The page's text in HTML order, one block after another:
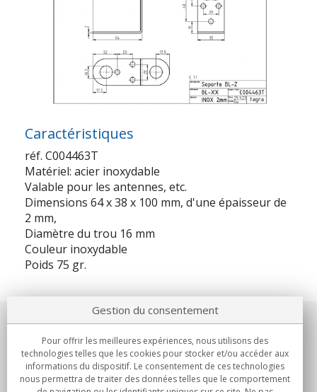
Caractéristiques
réf. C004463T
Matériel: acier inoxydable
Valable pour les antennes, etc.
Dimensions 64 x 38 x 100 mm, d'une épaisseur de
2 mm,
Diamètre du trou 16 mm
Couleur inoxydable
Poids 75 gr.
Notre société
Engagements
Gestion du consentement
Pour offrir les meilleures expériences, nous utilisons des
technologies telles que les cookies pour stocker et/ou accéder aux
informations du dispositif. Le consentement de ces technologies
nous permettra de traiter des données telles que le comportement